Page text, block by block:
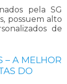
pela SG
possuem alto
de
– A MELHOR
DO